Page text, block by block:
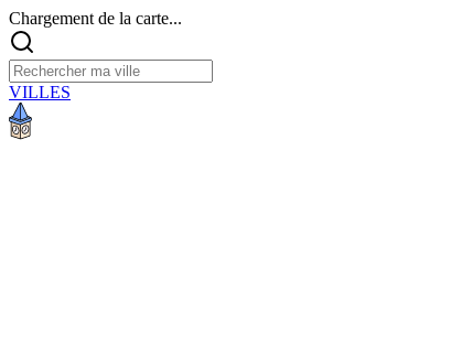
Chargement de la carte...
VILLES